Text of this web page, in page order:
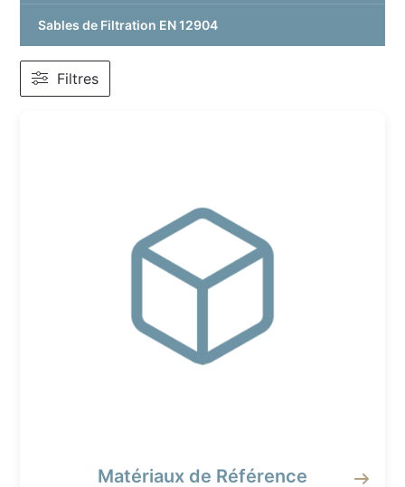
Sables de Filtration EN 12904
Filtres
Matériaux de Référence